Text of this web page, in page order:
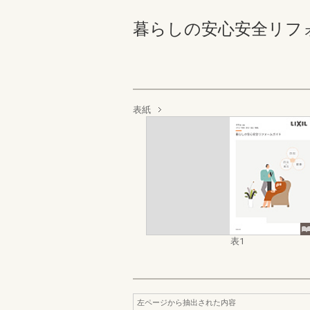
暮らしの安心安全リフ
表紙
表1
左ページから抽出された内容